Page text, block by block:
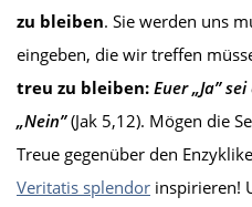
zu bleiben. Sie werden uns
eingeben, die wir treffen
treu zu bleiben: Euer „Ja”
„Nein”(Jak 5,12). Mögen die
Treue gegenüber den
Veritatis splendor inspirieren!